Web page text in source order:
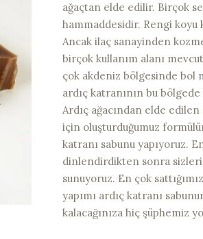
ağaçtan elde edilir. Birçok
hammaddesidir. Rengi koyu
Ancak ilaç sanayinden
birçok kullanım alanı
çok akdeniz bölgesinde bol
ardıç katranının bu
Ardıç ağacından elde
için oluşturduğumuz
katranı sabunu yapıyoruz.
dinlendirdikten sonra
sunuyoruz. En çok
yapımı ardıç katranı
kalacağınıza hiç şüphemiz